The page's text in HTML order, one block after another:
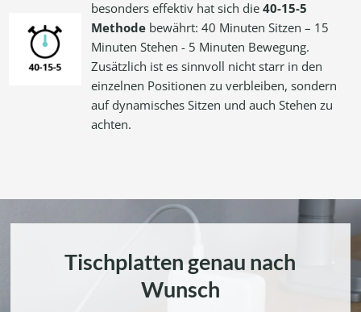
besonders effektiv hat sich die40-15-5
Methode bewährt: 40 Minuten Sitzen – 15
Minuten Stehen - 5 Minuten Bewegung.
Zusätzlich ist es sinnvoll nicht starr in den
einzelnen Positionen zu verbleiben, sondern
auf dynamisches Sitzen und auch Stehen zu
achten.
Tischplatten genau nach
Wunsch